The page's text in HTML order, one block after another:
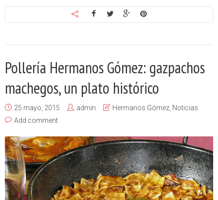
Pollería Hermanos Gómez: gazpachos
machegos, un plato histórico
25 mayo, 2015 admin Hermanos Gómez, Noticias
Add comment